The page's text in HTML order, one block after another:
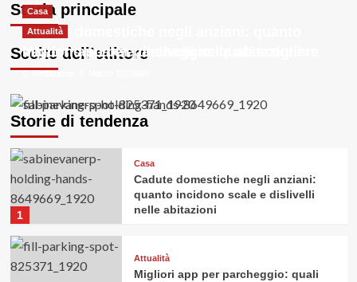
Storia principale
Redazione Marzo 10, 2026
Redazione Marzo 7, 2026
Redazione Gennaio 28, 2026
Redazione Gennaio 24, 2026
Redazione Novembre 26, 2025
Scelte dell’editore
Casa
Cadute domestiche negli anziani: quanto
incidono scale e dislivelli nelle abitazioni
Redazione
Attualità
Migliori app per parcheggio: quali scegliere
Redazione
Storie di tendenza
1
Casa
Cadute domestiche negli anziani:
quanto incidono scale e dislivelli
nelle abitazioni
Attualità
Migliori app per parcheggio: quali